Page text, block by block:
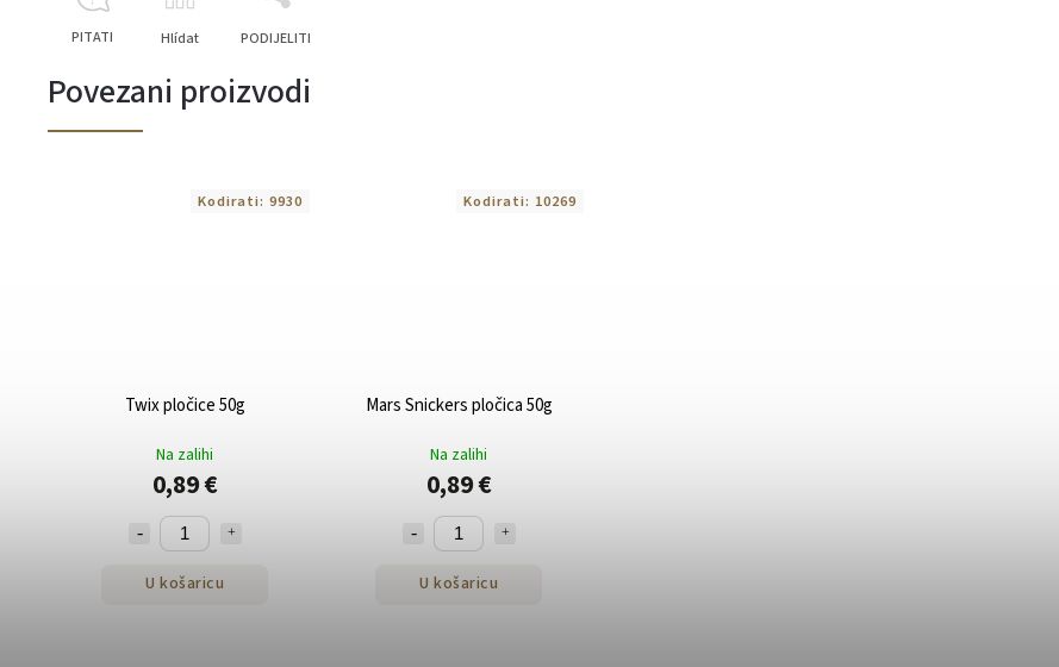
PITATI Hlídat PODIJELITI
Povezani proizvodi
Twix pločice 50g
Na zalihi
0,89 €
U košaricu
Kodirati: 9930
Mars Snickers pločica 50g
Na zalihi
0,89 €
U košaricu
Kodirati: 10269